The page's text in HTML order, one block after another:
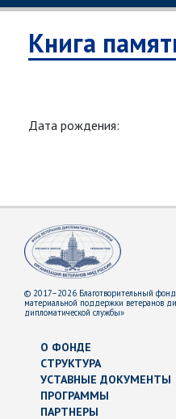
Книга
Дата рождения:
© 2017–2026 Благотворительный
материальной поддержки ветеранов
дипломатической службы»
О ФОНДЕ
СТРУКТУРА
УСТАВНЫЕ ДОКУМЕНТЫ
ПРОГРАММЫ
ПАРТНЕРЫ